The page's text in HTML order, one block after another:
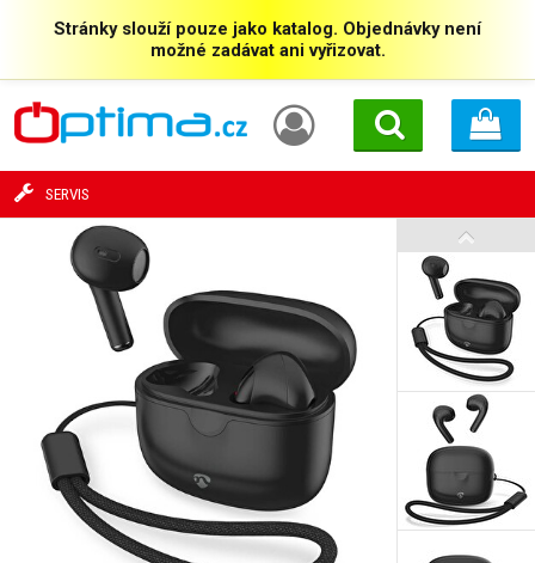
Stránky slouží pouze jako katalog. Objednávky není
možné zadávat ani vyřizovat.
SERVIS